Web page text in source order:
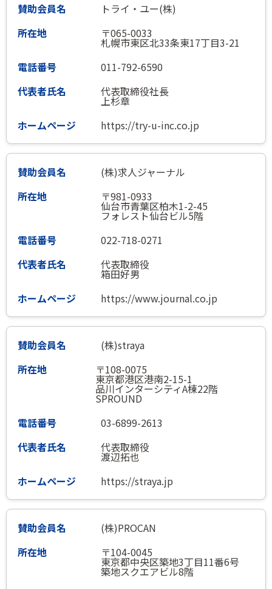
トライ・ユー(株)
〒065-0033
札幌市東区北33条東17丁目3-21
011-792-6590
代表取締役社長
上杉章
https://try-u-inc.co.jp
(株)求人ジャーナル
〒981-0933
仙台市青葉区柏木1-2-45
フォレスト仙台ビル5階
022-718-0271
代表取締役
箱田好男
https://www.journal.co.jp
(株)straya
〒108-0075
東京都港区港南2-15-1
品川インターシティA棟22階
SPROUND
03-6899-2613
代表取締役
渡辺拓也
https://straya.jp
(株)PROCAN
〒104-0045
東京都中央区築地3丁目11番6号
築地スクエアビル8階